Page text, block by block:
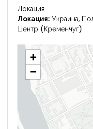
Локация
Локация: Украина,
Центр (Кременчуг)
+
−